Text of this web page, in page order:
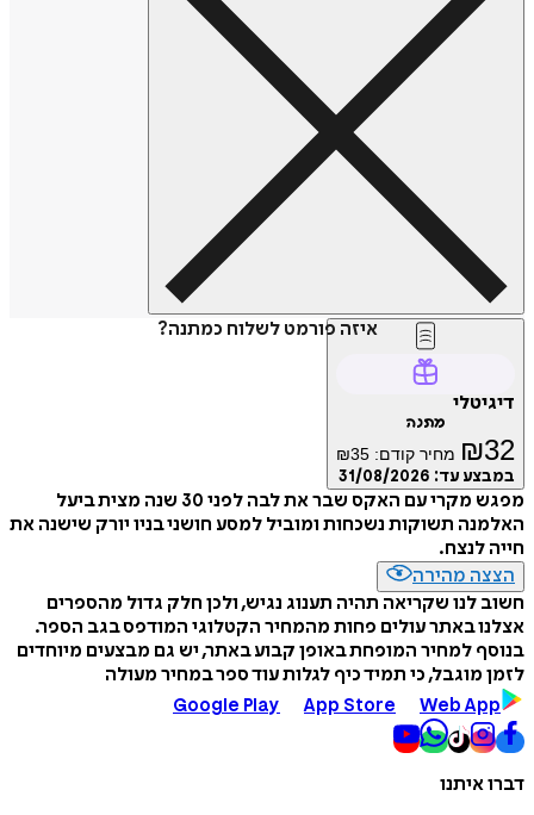
איזה פורמט לשלוח כמתנה?
דיגיטלי
מתנה
₪32 מחיר קודם: ₪35
במבצע עד: 31/08/2026
מפגש מקרי עם האקס שבר את לבה לפני 30 שנה מצית ביעל
האלמנה תשוקות נשכחות ומוביל למסע חושני בניו יורק שישנה את
חייה לנצח.
הצצה מהירה
חשוב לנו שקריאה תהיה תענוג נגיש, ולכן חלק גדול מהספרים
אצלנו באתר עולים פחות מהמחיר הקטלוגי המודפס בגב הספר.
בנוסף למחיר המופחת באופן קבוע באתר, יש גם מבצעים מיוחדים
לזמן מוגבל, כי תמיד כיף לגלות עוד ספר במחיר מעולה
Google Play
App Store Web App
דברו איתנו